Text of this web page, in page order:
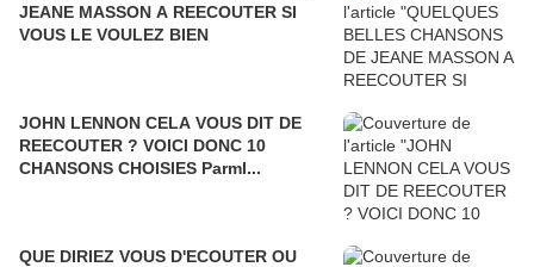
JEANE MASSON A REECOUTER SI
VOUS LE VOULEZ BIEN
JOHN LENNON CELA VOUS DIT DE
REECOUTER ? VOICI DONC 10
CHANSONS CHOISIES ParmI...
QUE DIRIEZ VOUS D'ECOUTER OU